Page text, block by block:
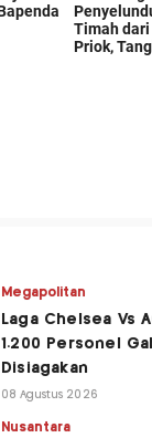
Megapolitan
Laga Chelsea Vs
1.200 Personel
Disiagakan
08 Agustus 2026
Nusantara